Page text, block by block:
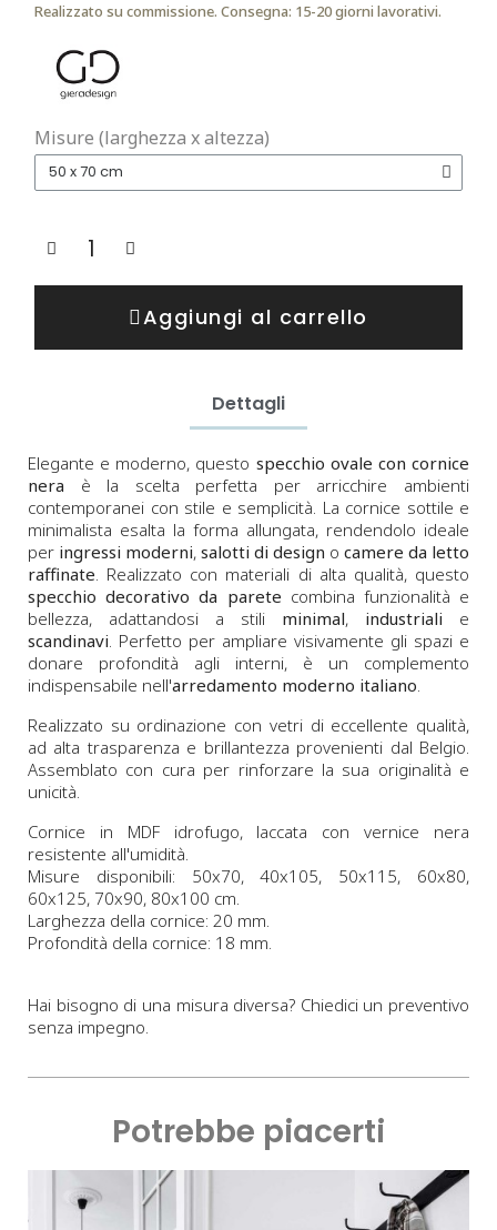
Realizzato su commissione. Consegna: 15-20 giorni lavorativi.
Misure (larghezza x altezza)
Aggiungi al carrello
Dettagli
Elegante e moderno, questo specchio ovale con cornice
nera è la scelta perfetta per arricchire ambienti
contemporanei con stile e semplicità. La cornice sottile e
minimalista esalta la forma allungata, rendendolo ideale
per ingressi moderni, salotti di design o camere da letto
raffinate . Realizzato con materiali di alta qualità, questo
specchio decorativo da parete combina funzionalità e
bellezza, adattandosi a stili minimal, industriali e
scandinavi . Perfetto per ampliare visivamente gli spazi e
donare profondità agli interni, è un complemento
indispensabile nell'arredamento moderno italiano
Realizzato su ordinazione con vetri di eccellente qualità,
ad alta trasparenza e brillantezza provenienti dal Belgio.
Assemblato con cura per rinforzare la sua originalità e
unicità.
Cornice in MDF idrofugo, laccata con vernice nera
resistente all'umidità.
Misure disponibili: 50x70, 40x105, 50x115, 60x80,
60x125, 70x90, 80x100 cm.
Larghezza della cornice: 20 mm.
Profondità della cornice: 18 mm.
Hai bisogno di una misura diversa? Chiedici un preventivo
senza impegno.
Potrebbe piacerti